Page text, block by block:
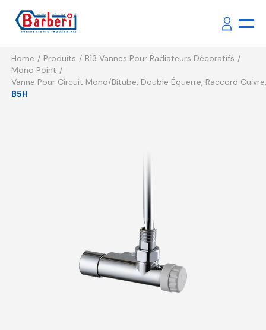
Home Produits
B13 Vannes Pour Radiateurs Décoratifs
Mono Point
Vanne Pour Circuit Mono/bitube, Double Équerre, Raccord
B5H